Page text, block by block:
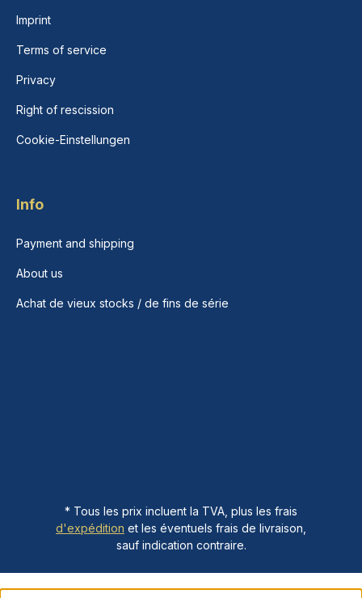
Imprint
Terms of service
Privacy
Right of rescission
Cookie-Einstellungen
Info
Payment and shipping
About us
Achat de vieux stocks / de fins de série
* Tous les prix incluent la TVA, plus les frais
d'expédition et les éventuels frais de livraison,
sauf indication contraire.